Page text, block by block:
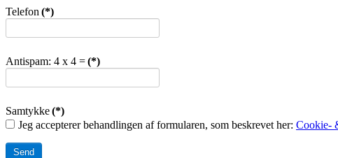
Telefon (*)
Antispam: 4 x 4 =(*)
Samtykke(*)
Jeg accepterer behandlingen af formularen, som beskrevet her: Cookie-
Send